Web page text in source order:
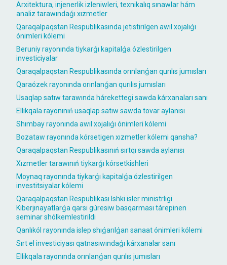
Arxitektura, injenerlik izleniwleri, texnikalıq sınawlar hám
analiz tarawındaǵı xızmetler
Qaraqalpaqstan Respublikasında jetistirilgen awıl xojalıǵı
ónimleri kólemi
Beruniy rayonında tiykarǵı kapitalǵa ózlestirilgen
investiciyalar
Qaraqalpaqstan Respublikasında orınlanǵan qurılıs jumısları
Qaraózek rayonında orınlanǵan qurılıs jumısları
Usaqlap satıw tarawında hárekettegi sawda kárxanaları sanı
Ellikqala rayonınıń usaqlap satıw sawda tovar aylanısı
Shımbay rayonında awıl xojalıǵı ónimleri kólemi
Bozataw rayonında kórsetigen xızmetler kólemi qansha?
Qaraqalpaqstan Respublikasınıń sırtqı sawda aylanısı
Xızmetler tarawınıń tiykarǵı kórsetkishleri
Moynaq rayonında tiykarǵı kapitalǵa ózlestirilgen
investitsiyalar kólemi
Qaraqalpaqstan Respublikası Ishki isler ministrligi
Kiberjınayatlarǵa qarsı gúresiw basqarması tárepinen
seminar shólkemlestirildi
Qanlıkól rayonında islep shıǵarılǵan sanaat ónimleri kólemi
Sırt el investiciyası qatnasıwındaǵı kárxanalar sanı
Ellikqala rayonında orınlanǵan qurılıs jumısları